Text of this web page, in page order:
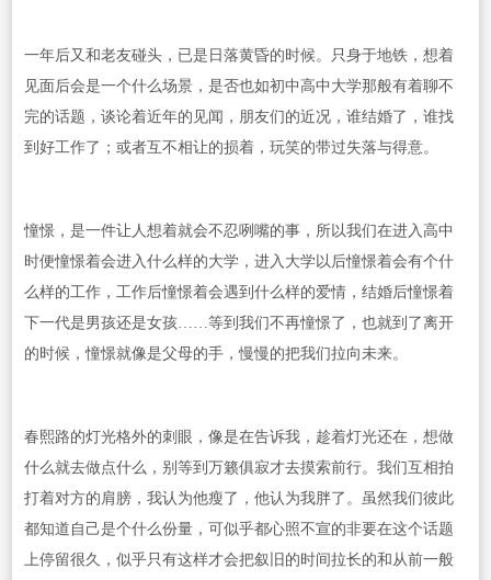
一年后又和老友碰头，已是日落黄昏的时候。只身于地铁，想着
见面后会是一个什么场景，是否也如初中高中大学那般有着聊不
完的话题，谈论着近年的见闻，朋友们的近况，谁结婚了，谁找
到好工作了；或者互不相让的损着，玩笑的带过失落与得意。
憧憬，是一件让人想着就会不忍咧嘴的事，所以我们在进入高中
时便憧憬着会进入什么样的大学，进入大学以后憧憬着会有个什
么样的工作，工作后憧憬着会遇到什么样的爱情，结婚后憧憬着
下一代是男孩还是女孩……等到我们不再憧憬了，也就到了离开
的时候，憧憬就像是父母的手，慢慢的把我们拉向未来。
春熙路的灯光格外的刺眼，像是在告诉我，趁着灯光还在，想做
什么就去做点什么，别等到万籁俱寂才去摸索前行。我们互相拍
打着对方的肩膀，我认为他瘦了，他认为我胖了。虽然我们彼此
都知道自己是个什么份量，可似乎都心照不宣的非要在这个话题
上停留很久，似乎只有这样才会把叙旧的时间拉长的和从前一般